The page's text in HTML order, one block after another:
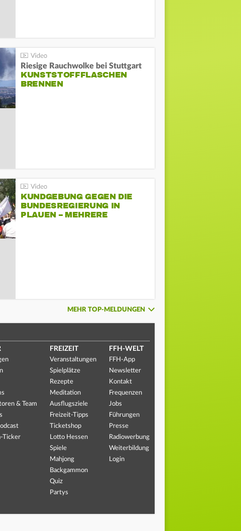
Riesige Rauchwolke bei Stuttgart
KUNSTSTOFFFLASCHEN
BRENNEN
KUNDGEBUNG GEGEN DIE
BUNDESREGIERUNG IN
PLAUEN – MEHRERE
MEHR TOP-MELDUNGEN
& Team
Ticker
FREIZEIT
Veranstaltungen
Spielplätze
Rezepte
Meditation
Ausflugsziele
Freizeit-Tipps
Ticketshop
Lotto Hessen
Spiele
Mahjong
Backgammon
Quiz
Partys
FFH-WELT
FFH-App
Newsletter
Kontakt
Frequenzen
Jobs
Führungen
Presse
Radiowerbung
Weiterbildung
Login